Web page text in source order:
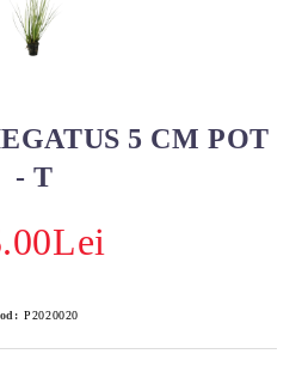
5 CM POT
- T
P2020020